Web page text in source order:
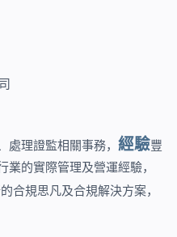
處理證監相關事務， 經驗豐
業的實際管理及營運經驗，
的合規思凡及合規解決方案，